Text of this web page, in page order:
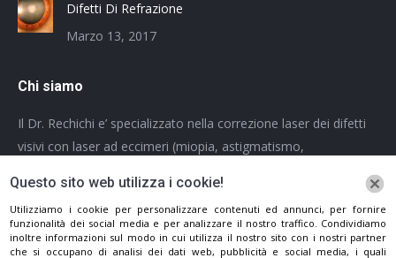
Difetti Di Refrazione
Marzo 13, 2017
Chi siamo
Il Dr. Rechichi e’ specializzato nella correzione laser dei difetti
visivi con laser ad eccimeri (miopia, astigmatismo,
Crosslinking).
Informativa sul trattamento dei dati personali
Questo sito web utilizza i cookie!
Utilizziamo i cookie per personalizzare contenuti ed annunci, per fornire
funzionalità dei social media e per analizzare il nostro traffico. Condividiamo
inoltre informazioni sul modo in cui utilizza il nostro sito con i nostri partner
che si occupano di analisi dei dati web, pubblicità e social media, i quali